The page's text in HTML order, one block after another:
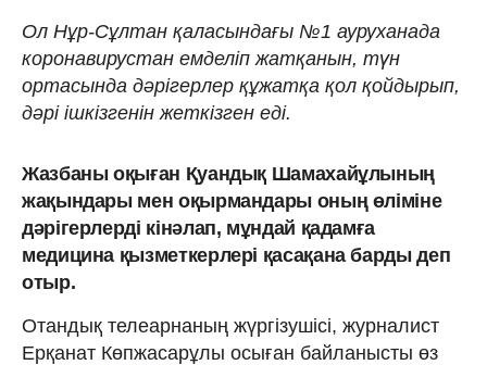
Ол Нұр-Сұлтан қаласындағы №1 ауруханада
коронавирустан емделіп жатқанын, түн
ортасында дәрігерлер құжатқа қол қойдырып,
дәрі ішкізгенін жеткізген еді.
Жазбаны оқыған Қуандық Шамахайұлының
жақындары мен оқырмандары оның өліміне
дәрігерлерді кінәлап, мұндай қадамға
медицина қызметкерлері қасақана барды деп
отыр.
Отандық телеарнаның жүргізушісі, журналист
Ерқанат Көпжасарұлы осыған байланысты өз